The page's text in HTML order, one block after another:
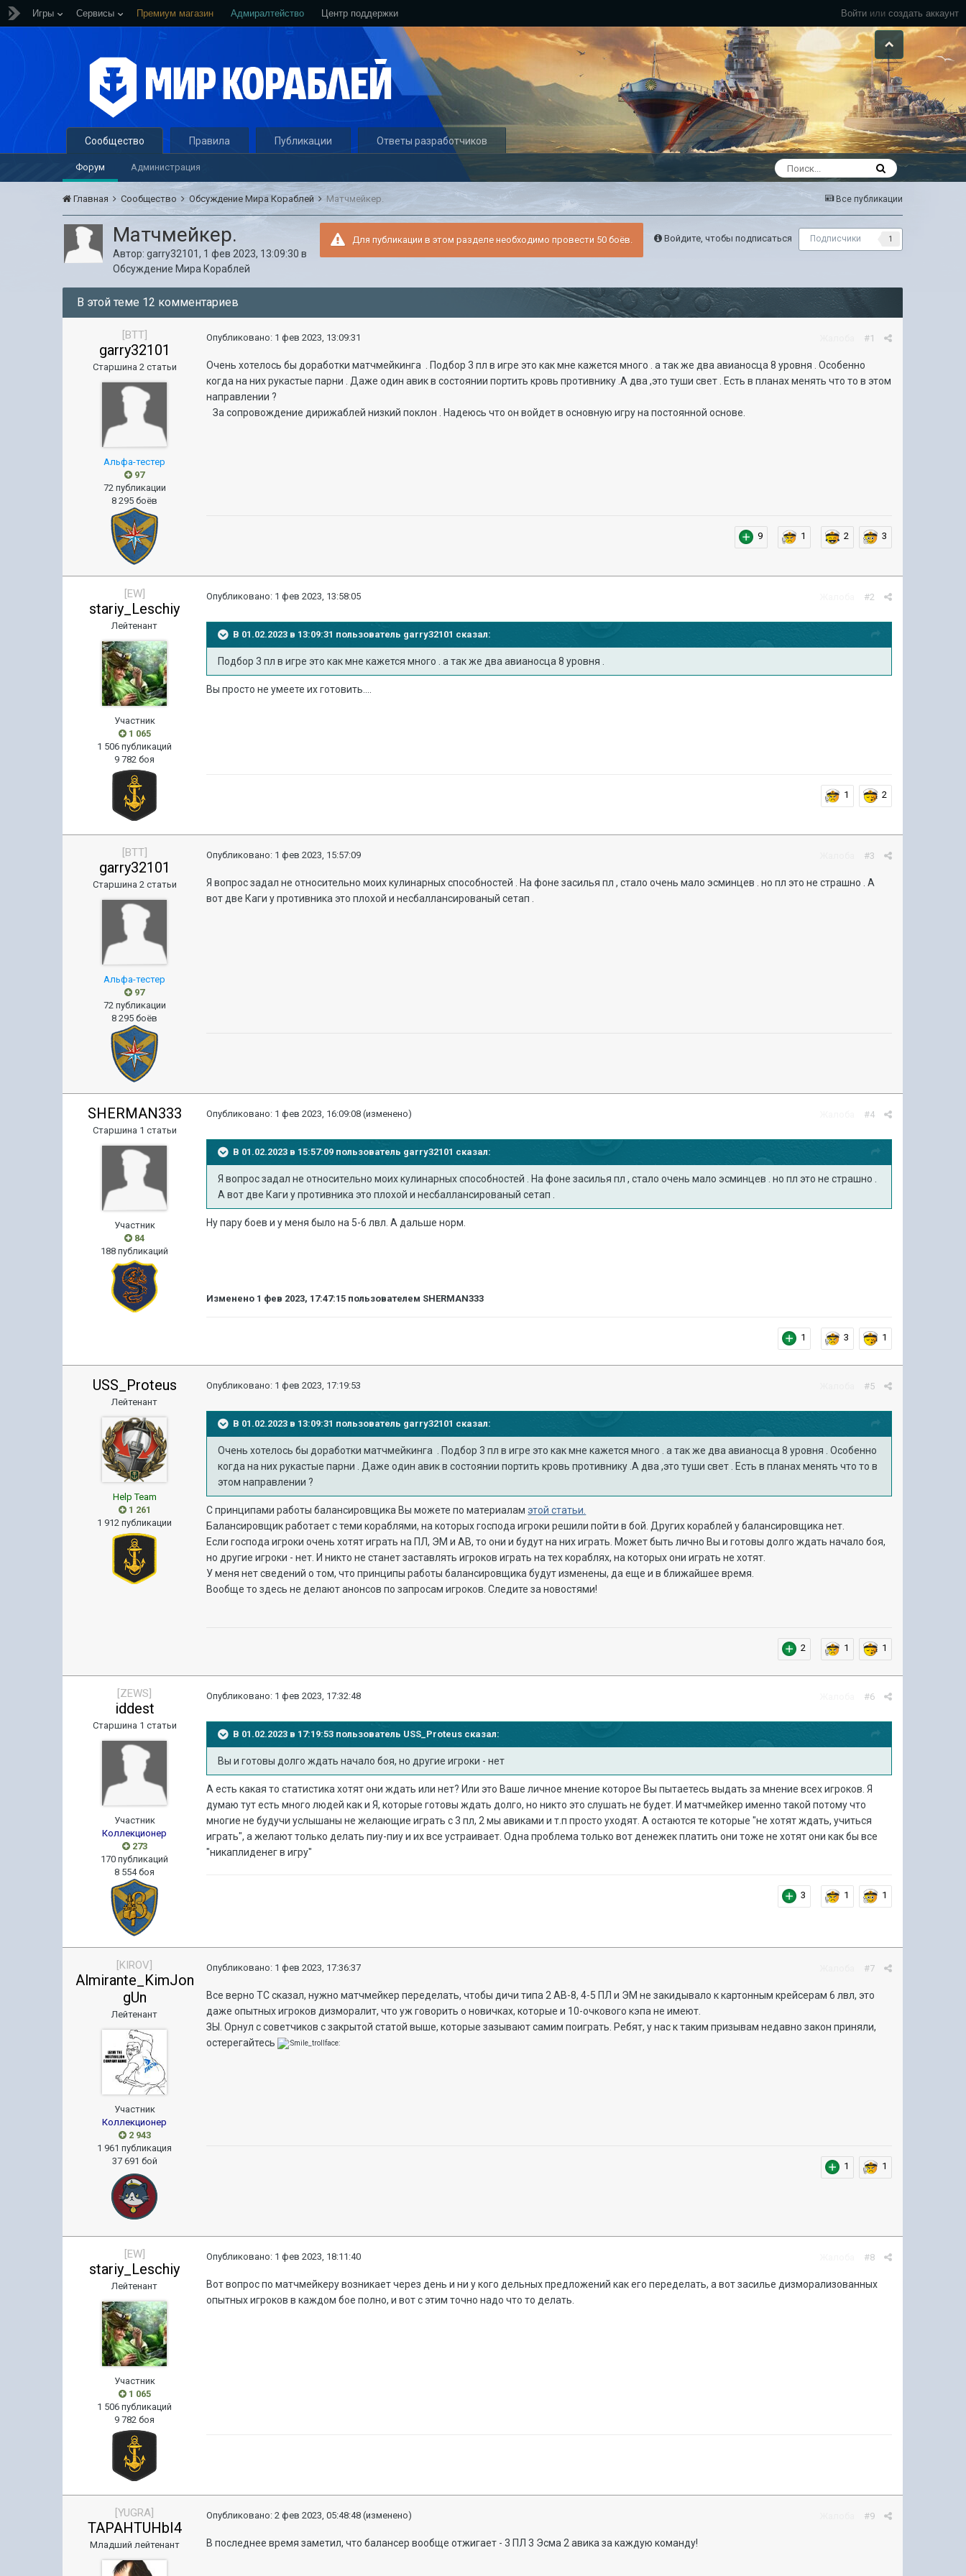
Войти или создать аккаунт
Игры Сервисы Премиум магазин Адмиралтейство Центр поддержки
Сообщество
Форум Администрация
Правила Публикации Ответы разработчиков
Все публикации
Главная Сообщество Обсуждение Мира Кораблей Матчмейкер.
Войдите, чтобы подписаться Подписчики 1
Для публикации в этом разделе необходимо провести 50 боёв.
Матчмейкер.
Автор:garry32101, 1 фев 2023, 13:09:30 в
Обсуждение Мира Кораблей
В этой теме 12 комментариев
[BTT]
garry32101
Старшина 2 статьи
Альфа-тестер
97
72 публикации
8 295 боёв
#1
Опубликовано: 1 фев 2023, 13:09:31
Очень хотелось бы доработки матчмейкинга . Подбор 3 пл в игре это как мне кажется много . а так же два авианосца 8 уровня . Особенно
когда на них рукастые парни . Даже один авик в состоянии портить кровь противнику .А два ,это туши свет . Есть в планах менять что то в этом
направлении ?
За сопровождение дирижаблей низкий поклон . Надеюсь что он войдет в основную игру на постоянной основе.
9 1 2 3
[EW]
stariy_Leschiy
Лейтенант
Участник
1 065
1 506 публикаций
9 782 боя
#2
Опубликовано: 1 фев 2023, 13:58:05
В 01.02.2023 в 13:09:31 пользователь garry32101 сказал:
Подбор 3 пл в игре это как мне кажется много . а так же два авианосца 8 уровня .
Вы просто не умеете их готовить....
1 2
[BTT]
garry32101
Старшина 2 статьи
Альфа-тестер
97
72 публикации
8 295 боёв
#3
Опубликовано: 1 фев 2023, 15:57:09
Я вопрос задал не относительно моих кулинарных способностей . На фоне засилья пл , стало очень мало эсминцев . но пл это не страшно . А
вот две Каги у противника это плохой и несбаллансированый сетап .
SHERMAN333
Старшина 1 статьи
Участник
84
188 публикаций
#4
Опубликовано: 1 фев 2023, 16:09:08 (изменено)
В 01.02.2023 в 15:57:09 пользователь garry32101 сказал:
Я вопрос задал не относительно моих кулинарных способностей . На фоне засилья пл , стало очень мало эсминцев . но пл это не страшно .
А вот две Каги у противника это плохой и несбаллансированый сетап .
Ну пару боев и у меня было на 5-6 лвл. А дальше норм.
Изменено 1 фев 2023, 17:47:15 пользователем SHERMAN333
1 3 1
USS_Proteus
Лейтенант
Help Team
1 261
1 912 публикации
#5
Опубликовано: 1 фев 2023, 17:19:53
В 01.02.2023 в 13:09:31 пользователь garry32101 сказал:
Очень хотелось бы доработки матчмейкинга . Подбор 3 пл в игре это как мне кажется много . а так же два авианосца 8 уровня . Особенно
когда на них рукастые парни . Даже один авик в состоянии портить кровь противнику .А два ,это туши свет . Есть в планах менять что то в
этом направлении ?
С принципами работы балансировщика Вы можете по материаламэтой статьи.
Балансировщик работает с теми кораблями, на которых господа игроки решили пойти в бой. Других кораблей у балансировщика нет.
Если господа игроки очень хотят играть на ПЛ, ЭМ и АВ, то они и будут на них играть. Может быть лично Вы и готовы долго ждать начало боя,
но другие игроки - нет. И никто не станет заставлять игроков играть на тех кораблях, на которых они играть не хотят.
У меня нет сведений о том, что принципы работы балансировщика будут изменены, да еще и в ближайшее время.
Вообще то здесь не делают анонсов по запросам игроков. Следите за новостями!
2 1 1
[ZEWS]
iddest
Старшина 1 статьи
Участник
Коллекционер
273
170 публикаций
8 554 боя
#6
Опубликовано: 1 фев 2023, 17:32:48
В 01.02.2023 в 17:19:53 пользователь USS_Proteus сказал:
Вы и готовы долго ждать начало боя, но другие игроки - нет
А есть какая то статистика хотят они ждать или нет? Или это Ваше личное мнение которое Вы пытаетесь выдать за мнение всех игроков. Я
думаю тут есть много людей как и Я, которые готовы ждать долго, но никто это слушать не будет. И матчмейкер именно такой потому что
многие не будучи услышаны не желающие играть с 3 пл, 2 мы авиками и т.п просто уходят. А остаются те которые "не хотят ждать, учиться
играть", а желают только делать пиу-пиу и их все устраивает. Одна проблема только вот денежек платить они тоже не хотят они как бы все
"никаплиденег в игру"
3 1 1
[KIROV]
Almirante_KimJon
gUn
Лейтенант
Участник
Коллекционер
2 943
1 961 публикация
37 691 бой
#7
Опубликовано: 1 фев 2023, 17:36:37
Все верно ТС сказал, нужно матчмейкер переделать, чтобы дичи типа 2 АВ-8, 4-5 ПЛ и ЭМ не закидывало к картонным крейсерам 6 лвл, это
даже опытных игроков дизморалит, что уж говорить о новичках, которые и 10-очкового кэпа не имеют.
ЗЫ. Орнул с советчиков с закрытой статой выше, которые зазывают самим поиграть. Ребят, у нас к таким призывам недавно закон приняли,
остерегайтесь
1 1
[EW]
stariy_Leschiy
Лейтенант
Участник
1 065
1 506 публикаций
9 782 боя
#8
Опубликовано: 1 фев 2023, 18:11:40
Вот вопрос по матчмейкеру возникает через день и ни у кого дельных предложений как его переделать, а вот засилье дизморализованных
опытных игроков в каждом бое полно, и вот с этим точно надо что то делать.
[YUGRA]
TAPAHTUHbI4
Младший лейтенант
#9
Опубликовано:2 фев 2023, 05:48:48 (изменено)
В последнее время заметил, что балансер вообще отжигает - 3 ПЛ 3 Эсма 2 авика за каждую команду!